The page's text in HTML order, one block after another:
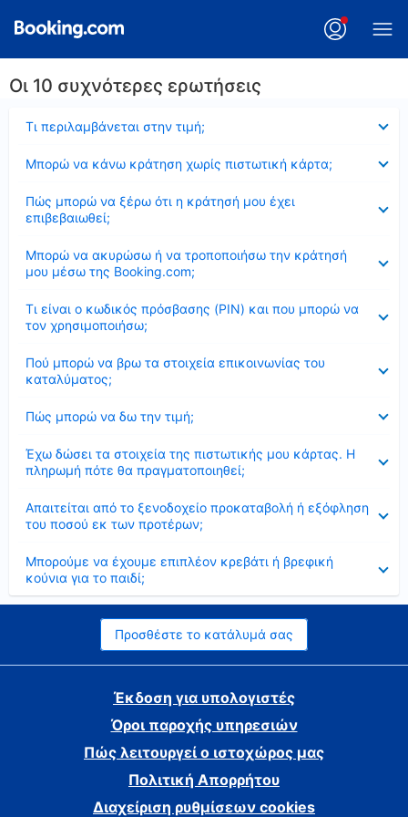
Οι 10 συχνότερες ερωτήσεις
Τι περιλαμβάνεται στην τιμή;
Μπορώ να κάνω κράτηση χωρίς πιστωτική κάρτα;
Πώς μπορώ να ξέρω ότι η κράτησή μου έχει
επιβεβαιωθεί;
Μπορώ να ακυρώσω ή να τροποποιήσω την κράτησή
μου μέσω της Booking.com;
Τι είναι ο κωδικός πρόσβασης (PIN) και που μπορώ να
τον χρησιμοποιήσω;
Πού μπορώ να βρω τα στοιχεία επικοινωνίας του
καταλύματος;
Πώς μπορώ να δω την τιμή;
Έχω δώσει τα στοιχεία της πιστωτικής μου κάρτας. Η
πληρωμή πότε θα πραγματοποιηθεί;
Απαιτείται από το ξενοδοχείο προκαταβολή ή εξόφληση
του ποσού εκ των προτέρων;
Μπορούμε να έχουμε επιπλέον κρεβάτι ή βρεφική
κούνια για το παιδί;
Προσθέστε το κατάλυμά σας
Έκδοση για υπολογιστές
Όροι παροχής υπηρεσιών
Πώς λειτουργεί ο ιστοχώρος μας
Πολιτική Απορρήτου
Διαχείριση ρυθμίσεων cookies